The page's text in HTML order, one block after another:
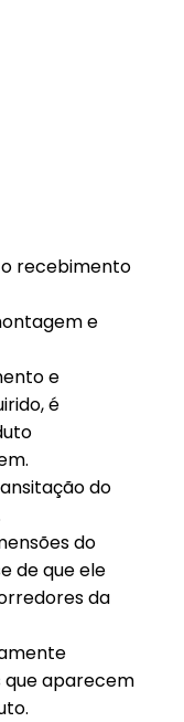
o recebimento
e
e
é
do
do
de que ele
da
que aparecem